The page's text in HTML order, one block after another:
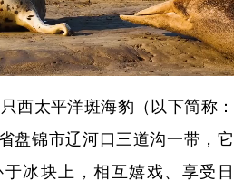
件 金融 汽车
信息化 数字经济
太平洋斑海豹（以下简称：
盘锦市辽河口三道沟一带，它
冰块上，相互嬉戏、享受日